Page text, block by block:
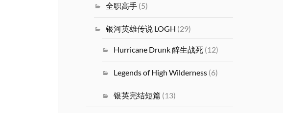
全职高手 (5)
银河英雄传说 LOGH (29)
Hurricane Drunk 醉生战死 (12)
Legends of High Wilderness (6)
银英完结短篇 (13)